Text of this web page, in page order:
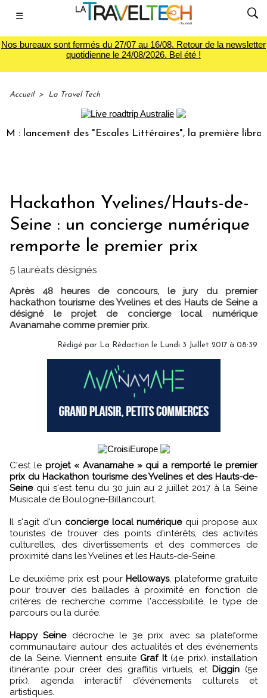
☰
Nos bureaux sont fermés du 27/07 au 16/08. Retour de la newsletter
quotidienne le 24/08/2026. Bel été !
Accueil > La Travel Tech
lancement des "Escales Littéraires", la première librairie
Hackathon Yvelines/Hauts-de-
Seine : un concierge numérique
remporte le premier prix
5 lauréats désignés
Après 48 heures de concours, le jury du premier
hackathon tourisme des Yvelines et des Hauts de Seine a
désigné le projet de concierge local numérique
Avanamahe comme premier prix.
Rédigé par La Rédaction le Lundi 3 Juillet 2017 à 08:39
C'est le projet « Avanamahe » qui a remporté le premier
prix du Hackathon tourisme des Yvelines et des Hauts-de-
Seinequi s'est tenu du 30 juin au 2 juillet 2017 à la Seine
Musicale de Boulogne-Billancourt.
Il s'agit d'un concierge local numériquequi propose aux
touristes de trouver des points d'intérêts, des activités
culturelles, des divertissements et des commerces de
proximité dans les Yvelines et les Hauts-de-Seine.
Le deuxième prix est pour Helloways, plateforme gratuite
pour trouver des ballades à proximité en fonction de
critères de recherche comme l'accessibilité, le type de
parcours ou la durée.
Happy Seinedécroche le 3e prix avec sa plateforme
communautaire autour des actualités et des événements
de la Seine. Viennent ensuite Graf It(4e prix), installation
itinérante pour créer des graffitis virtuels, et Diggin (5e
prix), agenda interactif d’événements culturels et
artistiques.